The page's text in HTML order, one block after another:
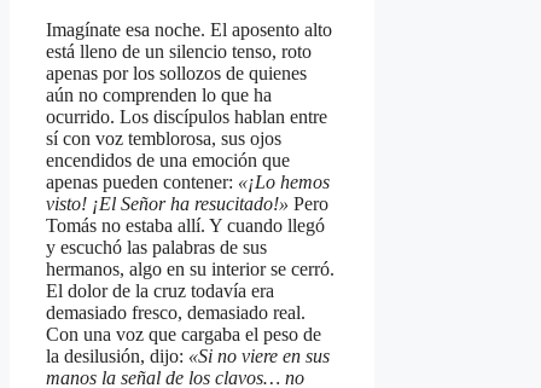
Imagínate esa noche. El aposento alto
está lleno de un silencio tenso, roto
apenas por los sollozos de quienes
aún no comprenden lo que ha
ocurrido. Los discípulos hablan entre
sí con voz temblorosa, sus ojos
encendidos de una emoción que
apenas pueden contener: «¡Lo hemos
visto! ¡El Señor ha resucitado!» Pero
Tomás no estaba allí. Y cuando llegó
y escuchó las palabras de sus
hermanos, algo en su interior se cerró.
El dolor de la cruz todavía era
demasiado fresco, demasiado real.
Con una voz que cargaba el peso de
la desilusión, dijo: «Si no viere en sus
manos la señal de los clavos… no